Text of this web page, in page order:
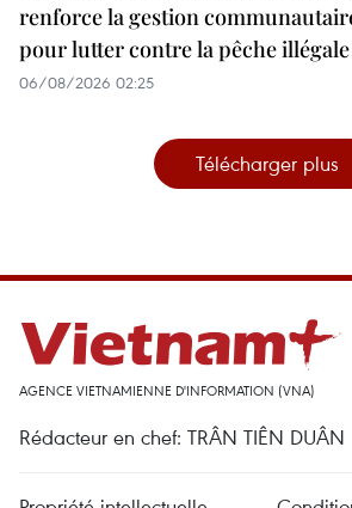
renforce la gestion
pour lutter contre la pêche illégale
06/08/2026 02:25
Télécharger plus
AGENCE VIETNAMIENNE D'INFORMATION (VNA)
Rédacteur en chef: TRÂN TIÊN DUÂN